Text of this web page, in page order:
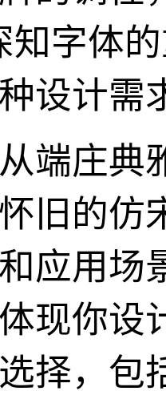
知字体
设计需
端庄典
旧的仿
应用场
现你设
择，包